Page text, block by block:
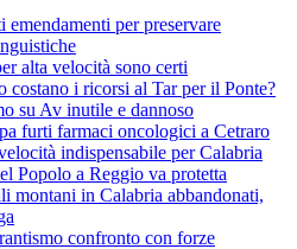
per preservare
alta velocità sono certi
costano i ricorsi al Tar per il Ponte?
su Av inutile e dannoso
furti farmaci oncologici a Cetraro
indispensabile per Calabria
Popolo a Reggio va protetta
montani in Calabria abbandonati,
confronto con forze